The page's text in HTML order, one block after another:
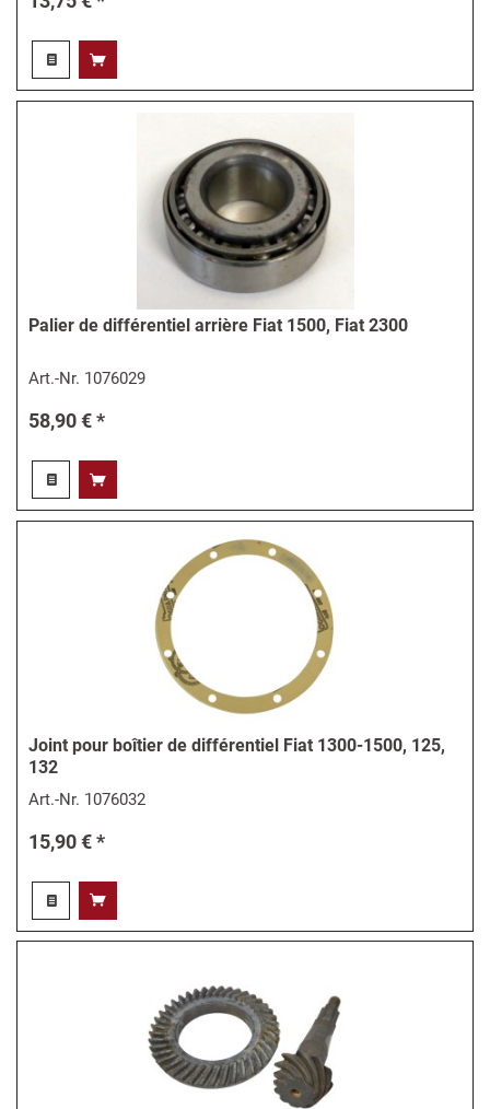
Palier de différentiel arrière Fiat 1500, Fiat 2300
Art.-Nr. 1076029
58,90 € *
Joint pour boîtier de différentiel Fiat 1300-1500, 125,
132
Art.-Nr. 1076032
15,90 € *